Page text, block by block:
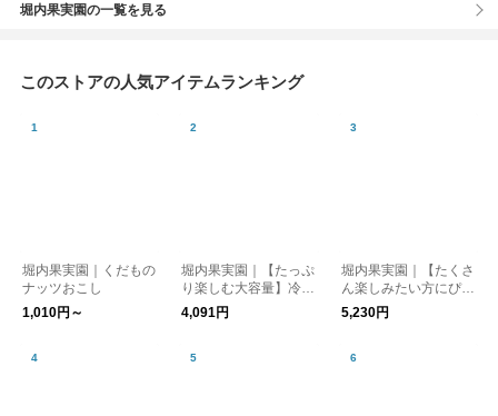
堀内果実園の一覧を見る
このストアの人気アイテムランキング
堀内果実園｜くだもの
ナッツおこし
1,010円～
堀内果実園｜【たっぷ
り楽しむ大容量】冷凍
キウイ 2kg
4,091円
堀内果実園｜【たくさ
ん楽しみたい方にぴっ
たり】冷凍もも 2kg
5,230円